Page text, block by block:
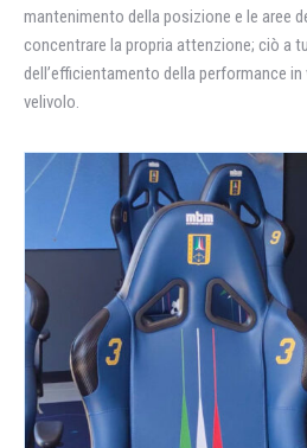
mantenimento della posizione e le aree
concentrare la propria attenzione; ciò a
dell’efficientamento della performance
velivolo.